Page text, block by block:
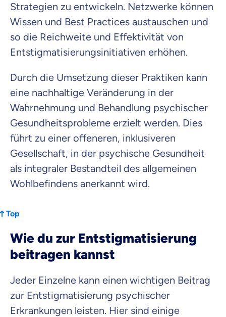
Strategien zu entwickeln. Netzwerke können
Wissen und Best Practices austauschen und
so die Reichweite und Effektivität von
Entstigmatisierungsinitiativen erhöhen.
Durch die Umsetzung dieser Praktiken kann
eine nachhaltige Veränderung in der
Wahrnehmung und Behandlung psychischer
Gesundheitsprobleme erzielt werden. Dies
führt zu einer offeneren, inklusiveren
Gesellschaft, in der psychische Gesundheit
als integraler Bestandteil des allgemeinen
Wohlbefindens anerkannt wird.
Top
Wie du zur Entstigmatisierung
beitragen kannst
Jeder Einzelne kann einen wichtigen Beitrag
zur Entstigmatisierung psychischer
Erkrankungen leisten. Hier sind einige